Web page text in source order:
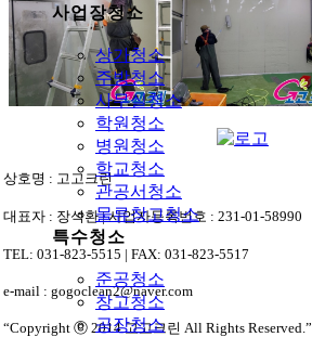
사업장청소
상가청소
주방청소
사무실청소
학원청소
병원청소
학교청소
관공서청소
물류창고청소
특수청소
준공청소
창고청소
공장청소
상호명 : 고고크린
대표자 : 장석환 | 사업자등록번호 : 231-01-58990
TEL: 031-823-5515 | FAX: 031-823-5517
e-mail : gogoclean2@naver.com
“Copyright ⓒ 2014 고고크린 All Rights Reserved.”